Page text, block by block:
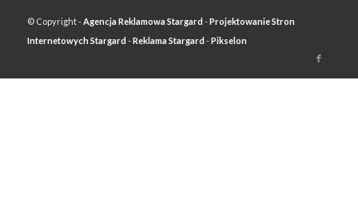
© Copyright -Agencja Reklamowa Stargard -Projektowanie Stron
Internetowych Stargard -Reklama Stargard -Pikselon